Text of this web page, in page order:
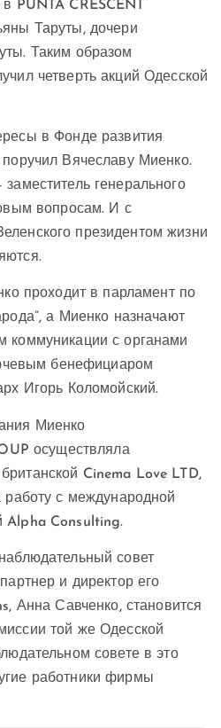
PUNTA CRESCENT
Таруты, дочери
Таким образом
четверть акций Одесской
в Фонде развития
поручил Вячеславу Миенко.
генерального
вопросам. И с
президентом жизни
проходит в парламент по
а Миенко назначают
коммуникации с органами
бенефициаром
Игорь Коломойский.
Миенко
осуществляла
Cinema Love LTD,
работу с международной
Alpha Consulting.
совет
и директор его
Анна Савченко, становится
той же Одесской
совете в это
работники фирмы